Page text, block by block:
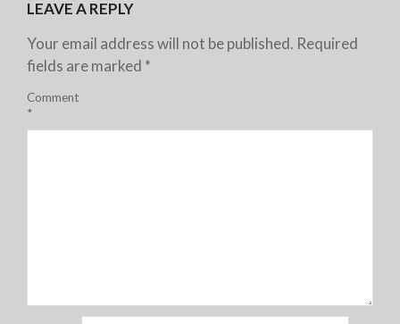
LEAVE A REPLY
Your email address will not be published. Required
fields are marked *
Comment
*